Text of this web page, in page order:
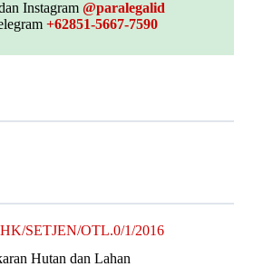
Instagram @paralegalid
+62851-5667-7590
SETJEN/OTL.0/1/2016
Hutan dan Lahan